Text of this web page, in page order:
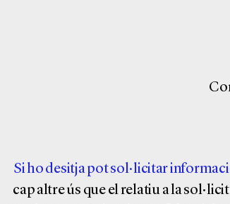
Si ho desitja pot sol·licitar
cap altre ús que el relatiu a la